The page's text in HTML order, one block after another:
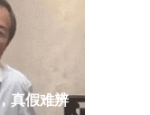
真假难辨